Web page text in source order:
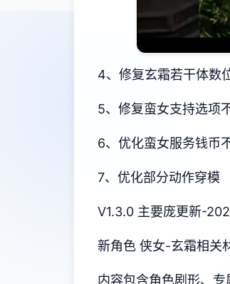
4、修复玄霜若干体数
5、修复蛮女支持选项
6、优化蛮女服务钱币
7、优化部分动作穿模
V1.3.0 主要庞更新-
新角色 侠女-玄霜相关
内容包含角色剧形、